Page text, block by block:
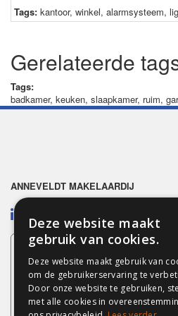
Tags: kantoor, winkel, alarmsysteem,
Gerelateerde
Tags:
badkamer, keuken, slaapkamer, ruim,
ANNEVELDT MAKELAARDIJ
Deze website maakt
gebruik van cookies.
Deze website maakt gebruik van
om de gebruikerservaring te
Door onze website te gebruiken,
met alle cookies in